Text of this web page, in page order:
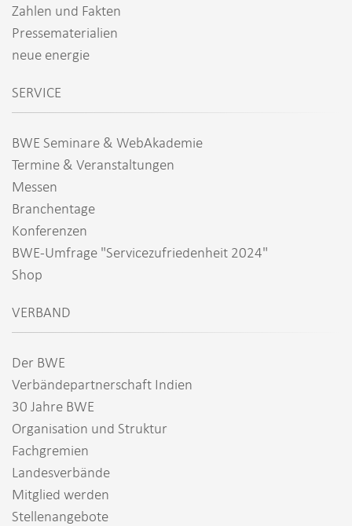
Zahlen und Fakten
Pressematerialien
neue energie
SERVICE
BWE Seminare & WebAkademie
Termine & Veranstaltungen
Messen
Branchentage
Konferenzen
BWE-Umfrage "Servicezufriedenheit 2024"
Shop
VERBAND
Der BWE
Verbändepartnerschaft Indien
30 Jahre BWE
Organisation und Struktur
Fachgremien
Landesverbände
Mitglied werden
Stellenangebote